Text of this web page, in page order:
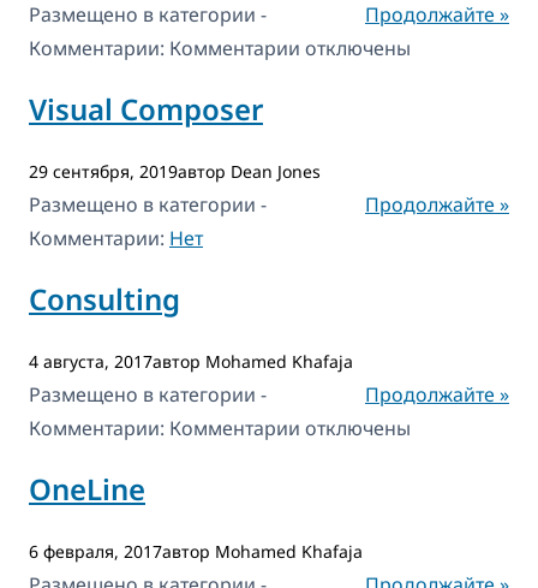
Продолжайте »
Размещено в категории -
Комментарии: Комментарии к
WooCommerce
отключены
Visual Composer
29 сентября, 2019автор Dean Jones
Продолжайте »
Размещено в категории -
Комментарии: Нет
Consulting
4 августа, 2017автор Mohamed Khafaja
Продолжайте »
Размещено в категории -
Комментарии: Комментарии котключены
OneLine
6 февраля, 2017автор Mohamed Khafaja